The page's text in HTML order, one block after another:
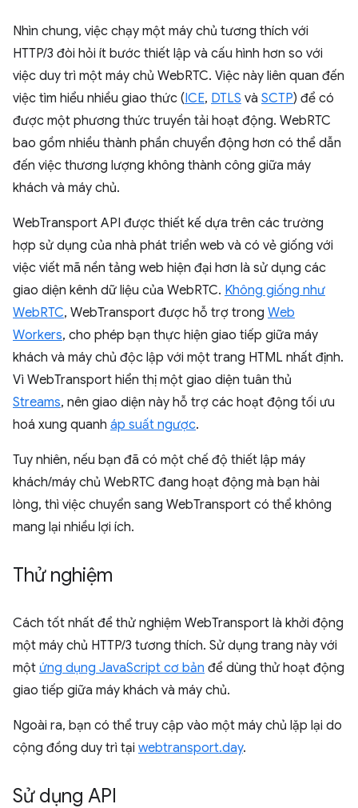
Nhìn chung, việc chạy một máy chủ tương thích với
HTTP/3 đòi hỏi ít bước thiết lập và cấu hình hơn so với
việc duy trì một máy chủ WebRTC. Việc này liên quan đến
việc tìm hiểu nhiều giao thức (ICE, DTLS và SCTP) để có
được một phương thức truyền tải hoạt động. WebRTC
bao gồm nhiều thành phần chuyển động hơn có thể dẫn
đến việc thương lượng không thành công giữa máy
khách và máy chủ.
WebTransport API được thiết kế dựa trên các trường
hợp sử dụng của nhà phát triển web và có vẻ giống với
việc viết mã nền tảng web hiện đại hơn là sử dụng các
giao diện kênh dữ liệu của WebRTC. Không giống như
WebRTC, WebTransport được hỗ trợ trong Web
Workers, cho phép bạn thực hiện giao tiếp giữa máy
khách và máy chủ độc lập với một trang HTML nhất định.
Vì WebTransport hiển thị một giao diện tuân thủ
Streams, nên giao diện này hỗ trợ các hoạt động tối ưu
hoá xung quanh áp suất ngược.
Tuy nhiên, nếu bạn đã có một chế độ thiết lập máy
khách/máy chủ WebRTC đang hoạt động mà bạn hài
lòng, thì việc chuyển sang WebTransport có thể không
mang lại nhiều lợi ích.
Thử nghiệm
Cách tốt nhất để thử nghiệm WebTransport là khởi động
một máy chủ HTTP/3 tương thích. Sử dụng trang này với
một ứng dụng JavaScript cơ bản để dùng thử hoạt động
giao tiếp giữa máy khách và máy chủ.
Ngoài ra, bạn có thể truy cập vào một máy chủ lặp lại do
cộng đồng duy trì tại webtransport.day.
Sử dụng API